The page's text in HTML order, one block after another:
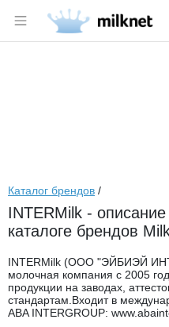
Раздел навигации
Каталог брендов /
INTERMilk -
каталоге брендов
INTERMilk (ООО "ЭЙБИЭЙ
молочная компания с 2005
продукции на заводах,
стандартам.Входит в
ABA INTERGROUP: